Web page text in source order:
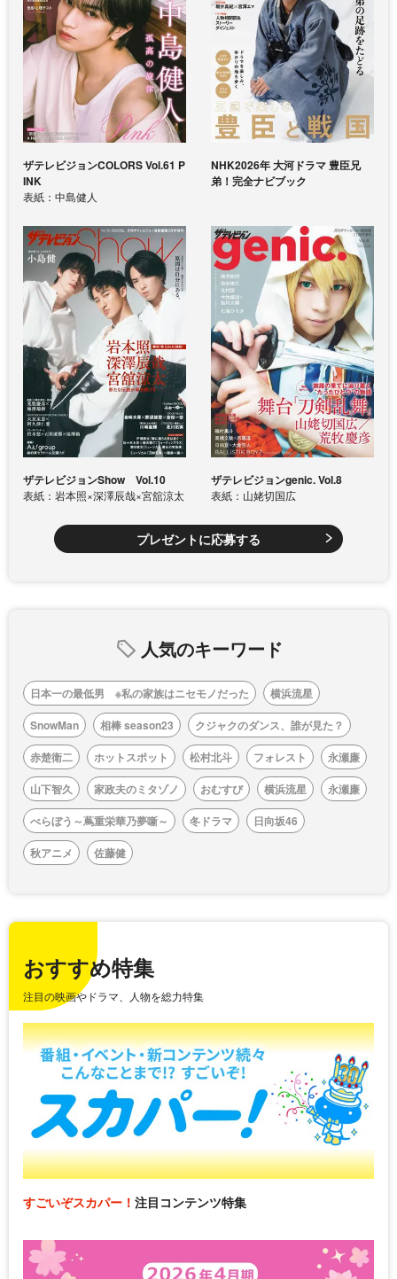
ザテレビジョンCOLORS Vol.61 P
INK
表紙：中島健人
NHK2026年 大河ドラマ 豊臣兄
弟！完全ナビブック
ザテレビジョンShow Vol.10
表紙：岩本照×深澤辰哉×宮舘涼太
ザテレビジョンgenic. Vol.8
表紙：山姥切国広
プレゼントに応募する
人気のキーワード
日本一の最低男 ※私の家族はニセモノだった
横浜流星
SnowMan
相棒 season23
クジャクのダンス、誰が見た？
赤楚衛二
ホットスポット 松村北斗 フォレスト
永瀬廉
山下智久
家政夫のミタゾノ おむすび 横浜流星
永瀬廉
べらぼう～蔦重栄華乃夢噺～
冬ドラマ
日向坂46
秋アニメ
佐藤健
おすすめ特集
注目の映画やドラマ、人物を総力特集
すごいぞスカパー！ 注目コンテンツ特集